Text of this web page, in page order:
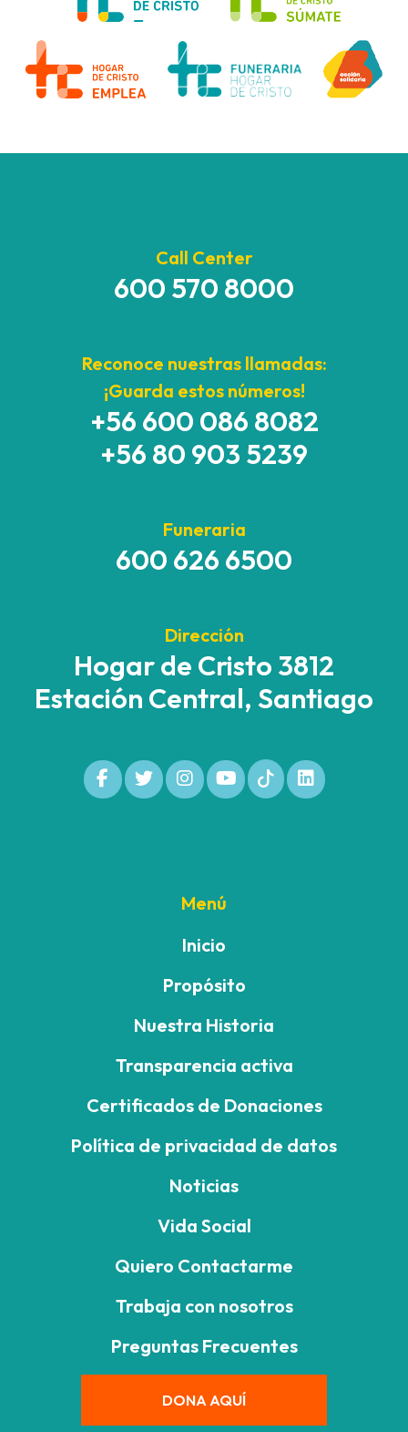
Call Center
600 570 8000
Reconoce nuestras llamadas:
¡Guarda estos números!
+56 600 086 8082
+56 80 903 5239
Funeraria
600 626 6500
Dirección
Hogar de Cristo 3812
Estación Central, Santiago
Menú
Inicio
Propósito
Nuestra Historia
Transparencia activa
Certificados de Donaciones
Política de privacidad de datos
Noticias
Vida Social
Quiero Contactarme
Trabaja con nosotros
Preguntas Frecuentes
DONA AQUÍ